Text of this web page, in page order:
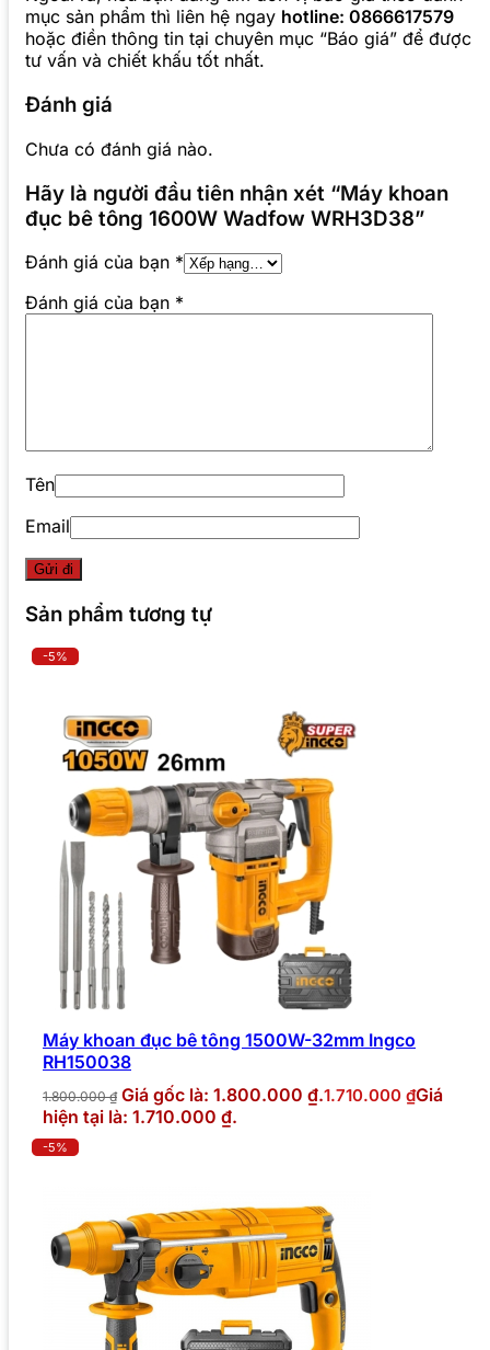
mục sản phẩm thì liên hệ ngay hotline: 0866617579
hoặc điền thông tin tại chuyên mục “Báo giá” để được
tư vấn và chiết khấu tốt nhất.
Đánh giá
Chưa có đánh giá nào.
Hãy là người đầu tiên nhận xét “Máy khoan
đục bê tông 1600W Wadfow WRH3D38”
Đánh giá của bạn *
Đánh giá của bạn *
Tên
Email
Sản phẩm tương tự
-5%
Máy khoan đục bê tông 1500W-32mm Ingco
RH150038
1.800.000₫ Giá gốc là: 1.800.000 ₫.1.710.000 ₫Giá
hiện tại là: 1.710.000 ₫.
-5%